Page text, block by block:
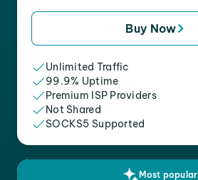
Buy Now
Unlimited Traffic
99.9% Uptime
Premium ISP Providers
Not Shared
SOCKS5 Supported
Most popular